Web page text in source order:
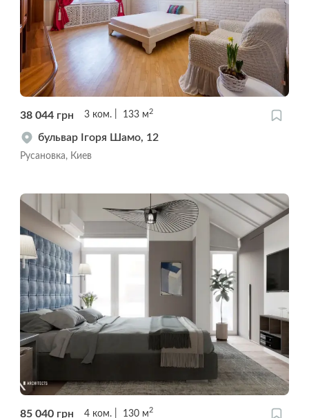
38 044 грн 3 ком. 133 м 2
бульвар Ігоря Шамо, 12
Русановка, Киев
85 040 грн 4 ком. 130 м2